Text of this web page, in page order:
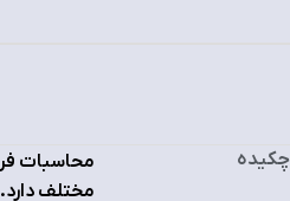
محاسبات
مختلف
چکیده